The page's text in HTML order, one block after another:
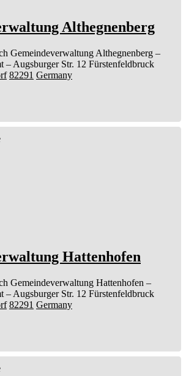
Althegnenberg
Gemeindeverwaltung Althegnenberg –
– Augsburger Str. 12 Fürstenfeldbruck
82291 Germany
Hattenhofen
Gemeindeverwaltung Hattenhofen –
– Augsburger Str. 12 Fürstenfeldbruck
82291 Germany